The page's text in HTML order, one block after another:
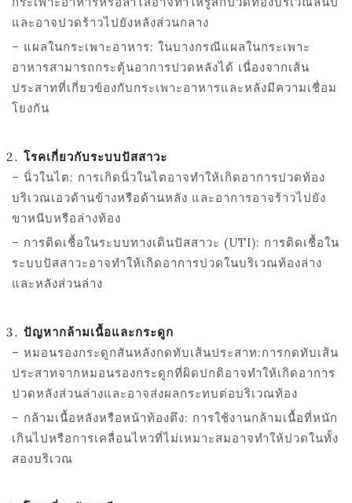
และอาจปวดร้าวไปยังหลังส่วนกลาง
– แผลในกระเพาะอาหาร: ในบางกรณีแผลในกระเพาะ
อาหารสามารถกระตุ้นอาการปวดหลังได้ เนื่องจากเส้น
ประสาทที่เกี่ยวข้องกับกระเพาะอาหารและหลังมีความเชื่อม
โยงกัน
โรคเกี่ยวกับระบบปัสสาวะ
– นิ่วในไต: การเกิดนิ่วในไตอาจทำให้เกิดอาการปวดท้อง
บริเวณเอวด้านข้างหรือด้านหลัง และอาการอาจร้าวไปยัง
ขาหนีบหรือล่างท้อง
– การติดเชื้อในระบบทางเดินปัสสาวะ (UTI): การติดเชื้อใน
ระบบปัสสาวะอาจทำให้เกิดอาการปวดในบริเวณท้องล่าง
และหลังส่วนล่าง
ปัญหากล้ามเนื้อและกระดูก
– หมอนรองกระดูกสันหลังกดทับเส้นประสาท:การกดทับเส้น
ประสาทจากหมอนรองกระดูกที่ผิดปกติอาจทำให้เกิดอาการ
ปวดหลังส่วนล่างและอาจส่งผลกระทบต่อบริเวณท้อง
– กล้ามเนื้อหลังหรือหน้าท้องตึง: การใช้งานกล้ามเนื้อที่หนัก
เกินไปหรือการเคลื่อนไหวที่ไม่เหมาะสมอาจทำให้ปวดในทั้ง
สองบริเวณ